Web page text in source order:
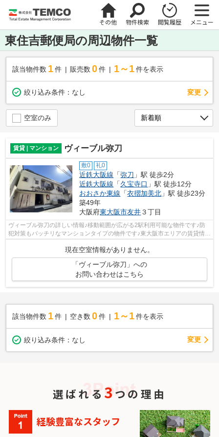
その他 物件検索 閲覧履歴 メニュー
東住吉郵便局の周辺物件一覧
該当物件数 1件 販売数 0 件 1～1 件を表示
絞り込み条件： なし 変更
空室のみ
賃貸 | マンション ヴィーブル弥刀
敷0 礼0
近鉄大阪線 「弥刀 」駅 徒歩2分
近鉄大阪線 「久宝寺口 」駅 徒歩12分
おおさか東線 「衣摺加美北 」駅 徒歩23分
築49年
大阪府東大阪市友井３丁目
ヴィーブル弥刀の詳しい情報♪移動範囲が広がる2駅利用可能な物件です♪防
犯対策もバッチリなマンションタイプの物件です♪東大阪市エリアの賃貸情報
をお探しなら、地域に詳しいＴＥＭＣ...
現在空室情報がありません。
「ヴィーブル弥刀」への
お問い合わせはこちら
該当物件数 1件 空き数 0 件 1～1 件を表示
絞り込み条件： なし 変更
選ばれる 3 つの理由
経験豊富なスタッフ